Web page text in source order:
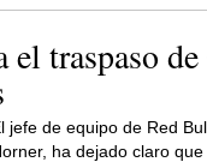
traspaso
jefe de equipo de Red
ha dejado claro